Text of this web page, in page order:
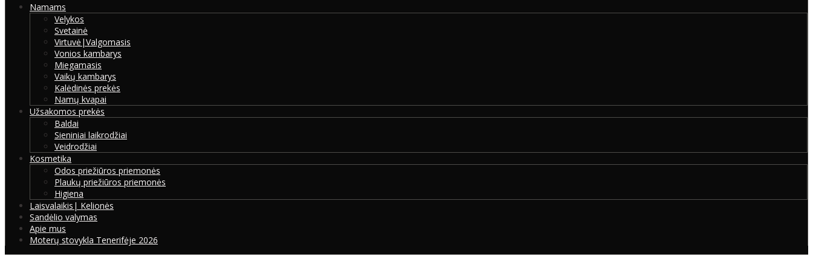
Namams
Velykos
Svetainė
Virtuvė|Valgomasis
Vonios kambarys
Miegamasis
Vaikų kambarys
Kalėdinės prekės
Namų kvapai
Užsakomos prekės
Baldai
Sieniniai laikrodžiai
Veidrodžiai
Kosmetika
Odos priežiūros priemonės
Plaukų priežiūros priemonės
Higiena
Laisvalaikis| Kelionės
Sandėlio valymas
Apie mus
Moterų stovykla Tenerifėje 2026